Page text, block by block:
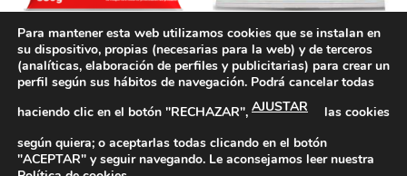
CONGELADOS
Tapas para Empanadas Freír
12 unidades – Mendía
CONGELADOS
Tapas para Empanadas
Hojaldre Grandes 12 uds –
Política de Privacidad|Política de Cookies|Más información
Para mantener esta web utilizamos cookies que se instalan en
su dispositivo, propias (necesarias para la web) y de terceros
(analíticas, elaboración de perfiles y publicitarias) para crear un
perfil según sus hábitos de navegación. Podrá cancelar todas
haciendo clic en el botón "RECHAZAR", AJUSTAR
las cookies
según quiera; o aceptarlas todas clicando en el botón
"ACEPTAR" y seguir navegando. Le aconsejamos leer nuestra
1